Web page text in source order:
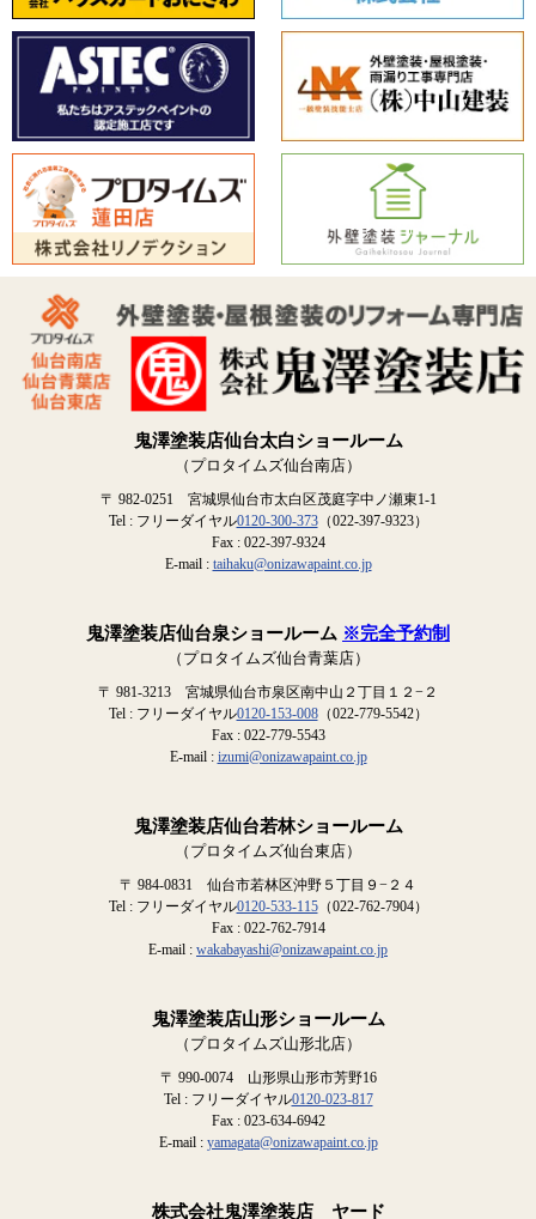
鬼澤塗装店仙台太白ショールーム
（プロタイムズ仙台南店）
〒 982-0251 宮城県仙台市太白区茂庭字中ノ瀬東1-1
Tel : フリーダイヤル0120-300-373（022-397-9323）
Fax : 022-397-9324
E-mail : taihaku@onizawapaint.co.jp
鬼澤塗装店仙台泉ショールーム ※完全予約制
（プロタイムズ仙台青葉店）
〒 981-3213 宮城県仙台市泉区南中山２丁目１２−２
Tel : フリーダイヤル0120-153-008（022-779-5542）
Fax : 022-779-5543
E-mail : izumi@onizawapaint.co.jp
鬼澤塗装店仙台若林ショールーム
（プロタイムズ仙台東店）
〒 984-0831 仙台市若林区沖野５丁目９−２４
Tel : フリーダイヤル0120-533-115（022-762-7904）
Fax : 022-762-7914
E-mail : wakabayashi@onizawapaint.co.jp
鬼澤塗装店山形ショールーム
（プロタイムズ山形北店）
〒 990-0074 山形県山形市芳野16
Tel : フリーダイヤル0120-023-817
Fax : 023-634-6942
E-mail : yamagata@onizawapaint.co.jp
株式会社鬼澤塗装店 ヤード